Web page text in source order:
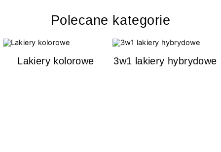
Polecane kategorie
Lakiery kolorowe 3w1 lakiery hybrydowe